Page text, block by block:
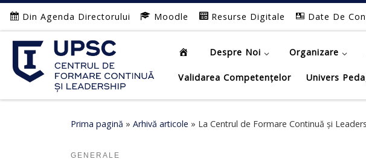
Afișează întregul conținut
Din Agenda Directorului Moodle Resurse Digitale Date De
Despre Noi Organizare
Validarea Competențelor Univers
Prima pagină » Arhivă articole » La Centrul de Formare Continuă și
GENERALE